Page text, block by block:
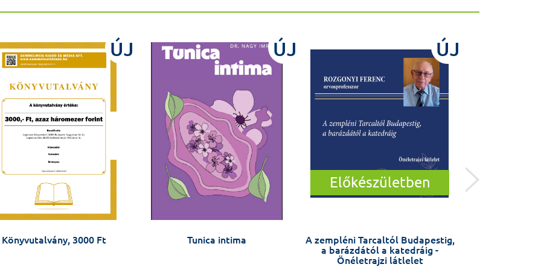
ÚJ
Könyvutalvány, 3000 Ft
ÚJ
Tunica intima
ÚJ
Előkészületben
A zempléni Tarcaltól Budapestig,
a barázdától a katedráig -
Önéletrajzi látlelet